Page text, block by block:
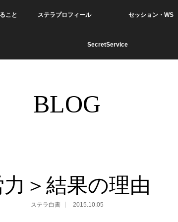
こと ステラプロフィール セッション・WS
SecretService
BLOG
力＞結果の理由
ステラ白書 2015.10.05